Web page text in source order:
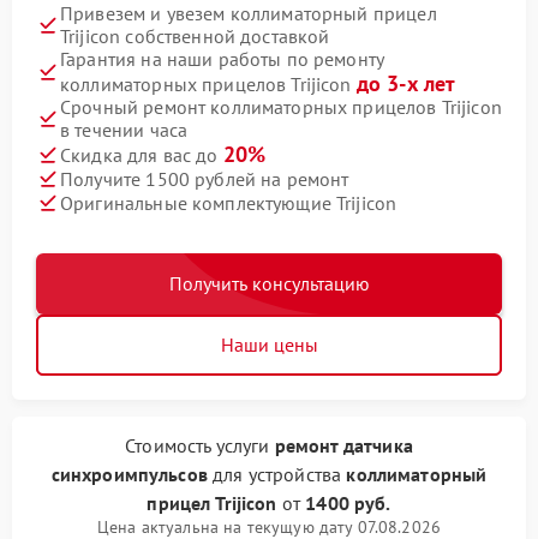
Привезем и увезем коллиматорный прицел
Trijicon собственной доставкой
Гарантия на наши работы по ремонту
коллиматорных прицелов Trijicon до 3-х лет
Срочный ремонт коллиматорных прицелов Trijicon
в течении часа
Скидка для вас до 20%
Получите 1500 рублей на ремонт
Оригинальные комплектующие Trijicon
Получить консультацию
Наши цены
Стоимость услуги ремонт датчика
синхроимпульсовдля устройства коллиматорный
прицел Trijicon от 1400 руб.
Цена актуальна на текущую дату 07.08.2026